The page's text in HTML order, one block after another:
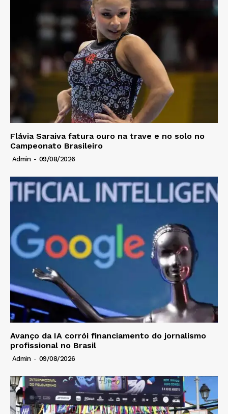
Flávia Saraiva fatura ouro na trave e no solo no
Campeonato Brasileiro
Admin - 09/08/2026
Avanço da IA corrói financiamento do jornalismo
profissional no Brasil
Admin - 09/08/2026